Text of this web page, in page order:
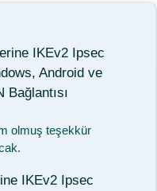
IKEv2 Ipsec
Android ve
Bağlantısı
olmuş teşekkür
IKEv2 Ipsec